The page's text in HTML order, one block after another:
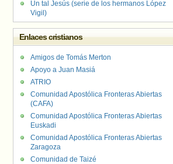
Un tal Jesús (serie de los hermanos López
Vigil)
Enlaces cristianos
Amigos de Tomás Merton
Apoyo a Juan Masiá
ATRIO
Comunidad Apostólica Fronteras Abiertas
(CAFA)
Comunidad Apostólica Fronteras Abiertas
Euskadi
Comunidad Apostólica Fronteras Abiertas
Zaragoza
Comunidad de Taizé